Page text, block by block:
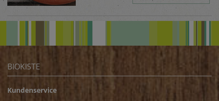
BIOKISTE
Kundenservice